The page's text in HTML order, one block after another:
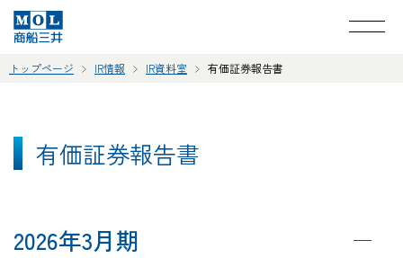
トップページ IR情報 IR資料室 有価証券報告書
有価証券報告書
2026年3月期